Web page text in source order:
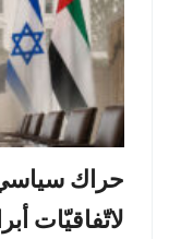
حراك
لاتّفاقيّات